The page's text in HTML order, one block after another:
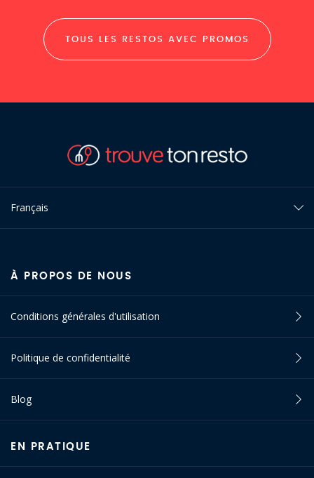
TOUS LES RESTOS AVEC PROMOS
Français
À PROPOS DE NOUS
Conditions générales d'utilisation
Politique de confidentialité
Blog
EN PRATIQUE